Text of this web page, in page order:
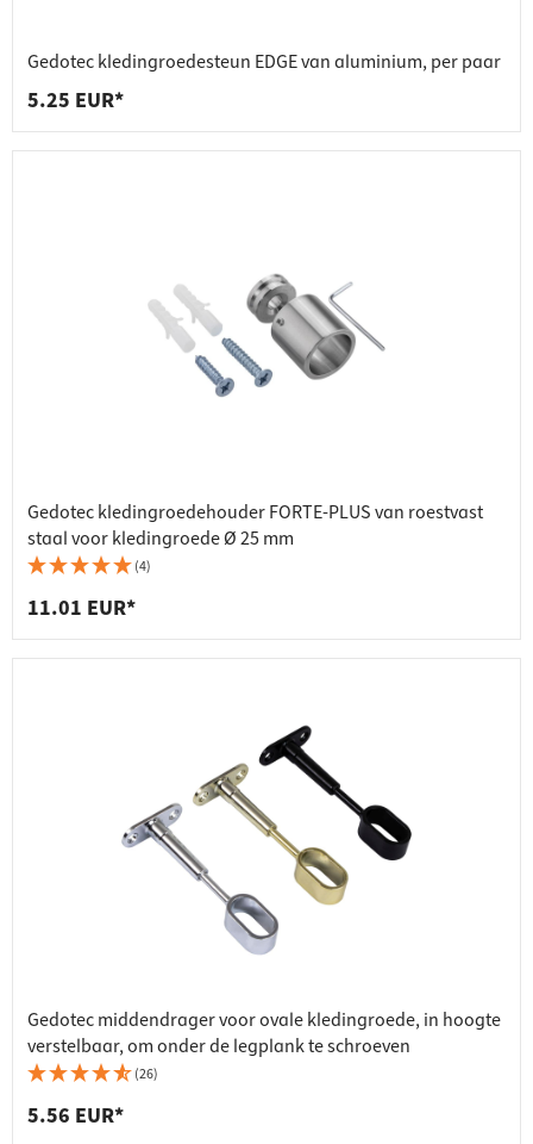
Gedotec kledingroedesteun EDGE van aluminium, per paar
5.25 EUR*
Gedotec kledingroedehouder FORTE-PLUS van roestvast
staal voor kledingroede Ø 25 mm
(4)
11.01 EUR*
Gedotec middendrager voor ovale kledingroede, in hoogte
verstelbaar, om onder de legplank te schroeven
(26)
5.56 EUR*